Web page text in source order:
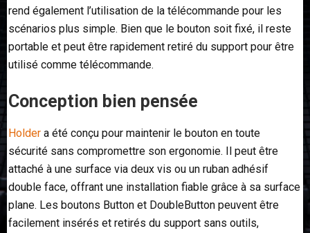
rend également l’utilisation de la télécommande pour les
scénarios plus simple. Bien que le bouton soit fixé, il reste
portable et peut être rapidement retiré du support pour être
utilisé comme télécommande.
Conception bien pensée
Holder a été conçu pour maintenir le bouton en toute
sécurité sans compromettre son ergonomie. Il peut être
attaché à une surface via deux vis ou un ruban adhésif
double face, offrant une installation fiable grâce à sa surface
plane. Les boutons Button et DoubleButton peuvent être
facilement insérés et retirés du support sans outils,